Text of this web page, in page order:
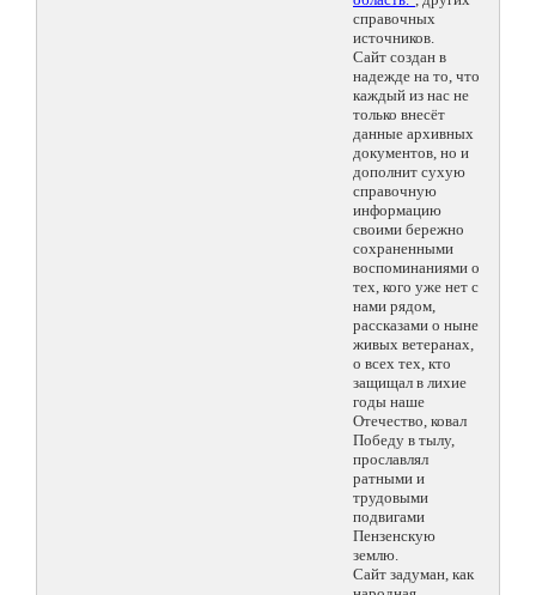
справочных
источников.
Сайт создан в
надежде на то, что
каждый из нас не
только внесёт
данные архивных
документов, но и
дополнит сухую
справочную
информацию
своими бережно
сохраненными
воспоминаниями о
тех, кого уже нет с
нами рядом,
рассказами о ныне
живых ветеранах,
о всех тех, кто
защищал в лихие
годы наше
Отечество, ковал
Победу в тылу,
прославлял
ратными и
трудовыми
подвигами
Пензенскую
землю.
Сайт задуман, как